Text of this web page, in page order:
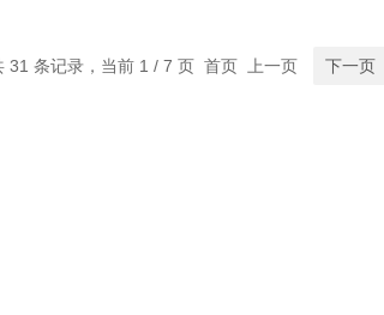
31 条记录，当前 1 / 7 页 首页 上一页 下一页